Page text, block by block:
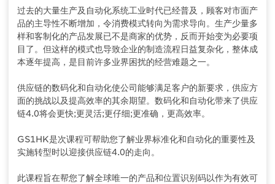
过去的大量生产及自动化系统工业时代已经普及，顾客对市面产
品的主导性不断增加，令消费模式转向为需求导向。生产少量多
样和客制化的产品发展已不是商家的优势，反而开始变为必要项
目了。但这样的模式也导致企业的制造流程日益复杂化，整体成
本逐年提高，是目前许多业界困扰的经营难题之一。
供应链的数码化和自动化使公司能够满足客户的新要求，供应方
面的挑战以及提高效率的其余期望。数码化和自动化带来了供应
链4.0将会更快;更灵活;更仔细;更准确，更高效率。
GS1HK是次课程可帮助您了解业界标准化和自动化的重要性及
实施转型时以迎接供应链4.0的走向。
此课程旨在帮您了解全球唯一的产品和位置识别码以作为有效可